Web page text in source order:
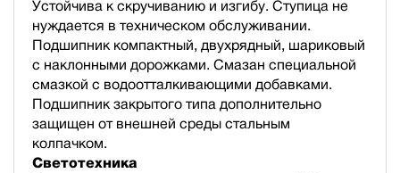
Устойчива к скручиванию и изгибу. Ступица не
нуждается в техническом обслуживании.
Подшипник компактный, двухрядный, шариковый
с наклонными дорожками. Смазан специальной
смазкой с водоотталкивающими добавками.
Подшипник закрытого типа дополнительно
защищен от внешней среды стальным
колпачком.
Светотехника